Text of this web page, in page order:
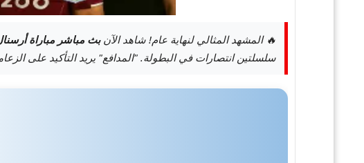
🔥 المشهد المثالي لنهاية عام! شاهد الآنبث مباشر مباراة
سلسلتين انتصارات في البطولة. "المدافع" يريد التأكيد على